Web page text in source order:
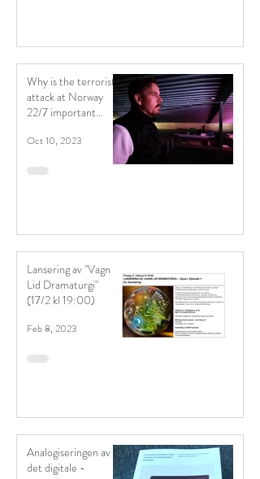
Why is the terrorist
attack at Norway
22/7 important
contemporary
Oct 10, 2023
Lansering av "Vagn
Lid Dramaturgi"
(17/2 kl 19:00)
Feb 8, 2023
Analogiseringen av
det digitale -